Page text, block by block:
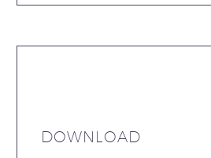
DOWNLOAD